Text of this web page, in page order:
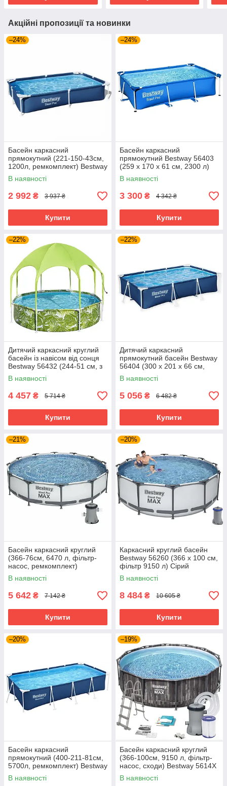
Акційні пропозиції та новинки
–24%
Басейн каркасний
прямокутний (221-150-43см,
1200л, ремкомплект) Bestway
56401 Синій
В наявності
2 992 ₴ 3 937 ₴
Купити
–24%
Басейн каркасний
прямокутний Bestway 56403
(259 x 170 x 61 см, 2300 л)
Синій
В наявності
3 300 ₴ 4 342 ₴
Купити
–22%
Дитячий каркасний круглий
басейн із навісом від сонця
Bestway 56432 (244-51 см, з
навісом, 1688 л)
В наявності
4 457 ₴ 5 714 ₴
Купити
–22%
Дитячий каркасний
прямокутний басейн Bestway
56404 (300 x 201 x 66 см,
3300 л)
В наявності
5 056 ₴ 6 482 ₴
Купити
–21%
Басейн каркасний круглий
(366-76см, 6470 л, фільтр-
насос, ремкомплект)
Bestway 56416 Сірий
В наявності
5 642 ₴ 7 142 ₴
Купити
–20%
Каркасний круглий басейн
Bestway 56260 (366 x 100 см,
фільтр 9150 л) Сірий
В наявності
8 484 ₴ 10 605 ₴
Купити
–20%
Басейн каркасний
прямокутний (400-211-81см,
5700л, ремкомплект) Bestway
56405 Синій
В наявності
–19%
Басейн каркасний круглий
(366-100см, 9150 л, фільтр-
насос, сходи) Bestway 5614X
Сірий
В наявності